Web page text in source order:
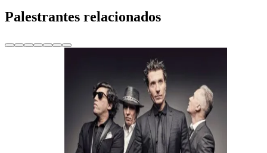
Palestrantes relacionados